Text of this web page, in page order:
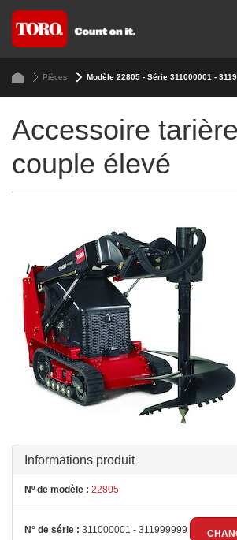
Pièces Modèle 22805 - Série 311000001 -
Accessoire
couple élevé
Informations produit
Nº de modèle : 22805
N° de série : 311000001 - 311999999